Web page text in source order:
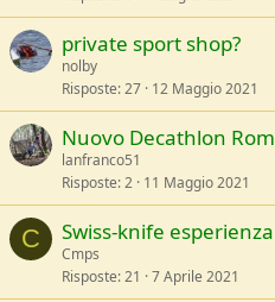
private sport shop?
nolby
Risposte 27 12 Maggio 2021
Nuovo Decathlon
lanfranco51
Risposte 2 11 Maggio 2021
C Swiss-knife
Cmps
Risposte 21 7 Aprile 2021